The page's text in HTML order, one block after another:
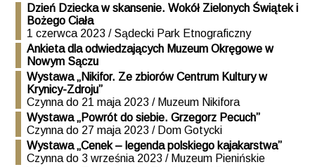
Dzień Dziecka w skansenie. Wokół Zielonych Świątek i
Bożego Ciała
1 czerwca 2023 / Sądecki Park Etnograficzny
Ankieta dla odwiedzających Muzeum Okręgowe w
Nowym Sączu
Wystawa „Nikifor. Ze zbiorów Centrum Kultury w
Krynicy-Zdroju”
Czynna do 21 maja 2023 / Muzeum Nikifora
Wystawa „Powrót do siebie. Grzegorz Pecuch”
Czynna do 27 maja 2023 / Dom Gotycki
Wystawa „Cenek – legenda polskiego kajakarstwa”
Czynna do 3 września 2023 / Muzeum Pienińskie